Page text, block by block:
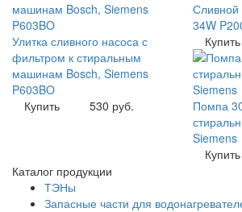
Улитка сливного насоса с
фильтром к стиральным
машинам Bosch, Siemens
P603BO
Купить
530 руб.
Сливной
34W
Купить
Помпа
Siemens
Купить
Каталог продукции
ТЭНы
Запасные части для